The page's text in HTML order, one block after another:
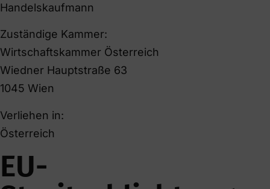
Handelskaufmann
Zuständige Kammer:
Wirtschaftskammer Österreich
Wiedner Hauptstraße 63
1045 Wien
Verliehen in:
Österreich
EU-